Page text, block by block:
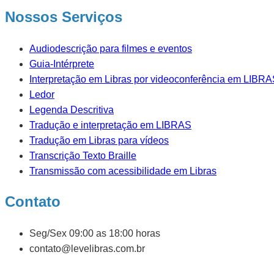
Nossos Serviços
Audiodescrição para filmes e eventos
Guia-Intérprete
Interpretação em Libras por videoconferência em
Ledor
Legenda Descritiva
Tradução e interpretação em LIBRAS
Tradução em Libras para vídeos
Transcrição Texto Braille
Transmissão com acessibilidade em Libras
Contato
Seg/Sex 09:00 as 18:00 horas
contato@levelibras.com.br